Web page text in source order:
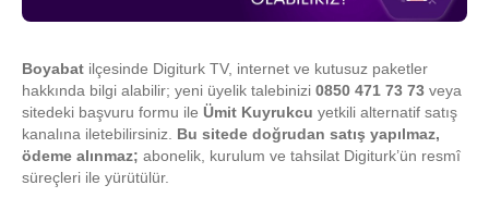
Boyabat ilçesinde Digiturk TV, internet ve kutusuz paketler
hakkında bilgi alabilir; yeni üyelik talebinizi 0850 471 73 73 veya
sitedeki başvuru formu ile Ümit Kuyrukcu yetkili alternatif satış
kanalına iletebilirsiniz. Bu sitede doğrudan satış yapılmaz,
ödeme alınmaz; abonelik, kurulum ve tahsilat Digiturk’ün resmî
süreçleri ile yürütülür.